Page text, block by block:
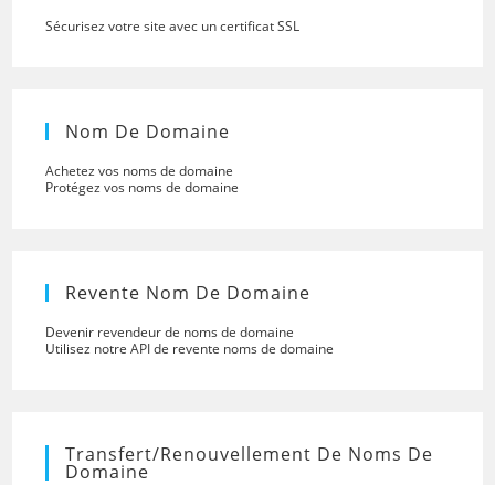
Sécurisez votre site avec un certificat SSL
Nom De Domaine
Achetez vos noms de domaine
Protégez vos noms de domaine
Revente Nom De Domaine
Devenir revendeur de noms de domaine
Utilisez notre API de revente noms de domaine
Transfert/renouvellement De Noms De
Domaine